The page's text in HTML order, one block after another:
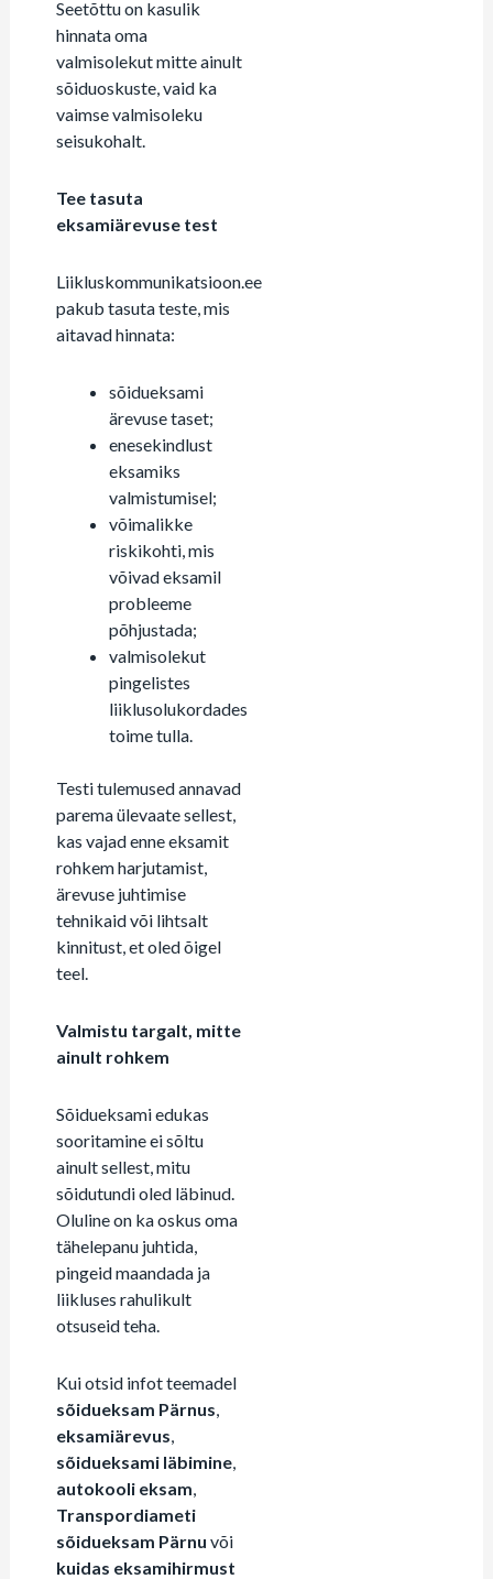
Seetõttu on kasulik
hinnata oma
valmisolekut mitte ainult
sõiduoskuste, vaid ka
vaimse valmisoleku
seisukohalt.
Tee tasuta
eksamiärevuse test
Liikluskommunikatsioon.ee
pakub tasuta teste, mis
aitavad hinnata:
sõidueksami
ärevuse taset;
enesekindlust
eksamiks
valmistumisel;
võimalikke
riskikohti, mis
võivad eksamil
probleeme
põhjustada;
valmisolekut
pingelistes
liiklusolukordades
toime tulla.
Testi tulemused annavad
parema ülevaate sellest,
kas vajad enne eksamit
rohkem harjutamist,
ärevuse juhtimise
tehnikaid või lihtsalt
kinnitust, et oled õigel
teel.
Valmistu targalt, mitte
ainult rohkem
Sõidueksami edukas
sooritamine ei sõltu
ainult sellest, mitu
sõidutundi oled läbinud.
Oluline on ka oskus oma
tähelepanu juhtida,
pingeid maandada ja
liikluses rahulikult
otsuseid teha.
Kui otsid infot teemadel
sõidueksam Pärnus,
eksamiärevus,
sõidueksami läbimine,
autokooli eksam,
Transpordiameti
sõidueksam Pärnu või
kuidas eksamihirmust